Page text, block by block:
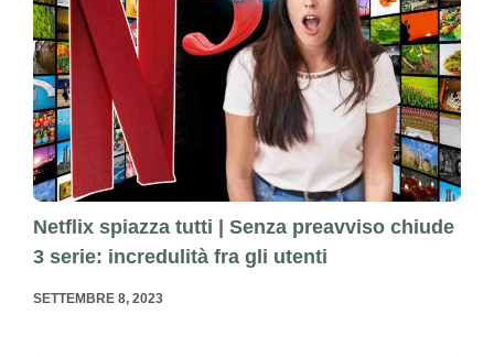
Netflix spiazza tutti | Senza preavviso chiude
3 serie: incredulità fra gli utenti
SETTEMBRE 8, 2023